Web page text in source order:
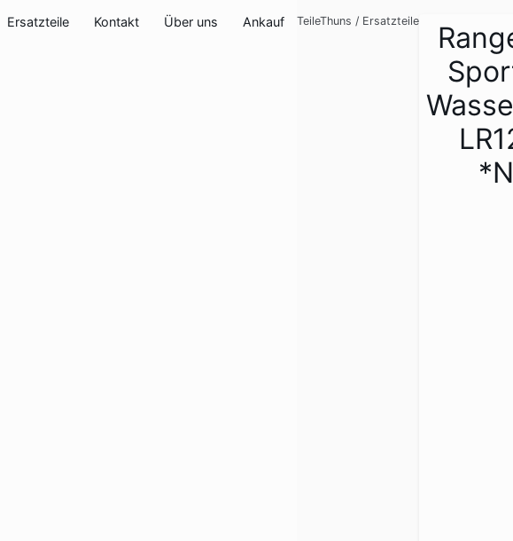
Ersatzteile Kontakt Über uns Ankauf TeileThuns / Ersatzteile